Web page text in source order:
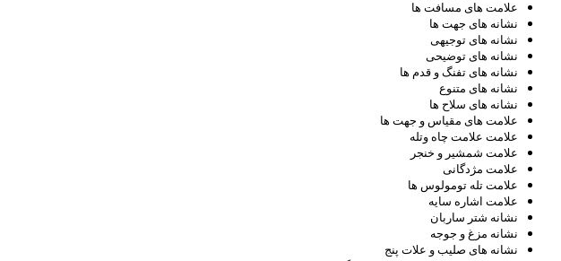
علامت های مسافت ها
نشانه های جهت ها
نشانه های توجیهی
نشانه های توضیحی
نشانه های تفنگ و قدم ها
نشانه های متنوع
نشانه های سلاح ها
علامت های مقیاس و جهت ها
علامت علامت چاه وتله
علامت شمشیر و خنجر
علامت مژدگانی
علامت تله تومولوس ها
علامت اشاره سایه
نشانه شتر ساربان
نشانه مزغ و جوجه
نشانه های صلیب و علات پنج